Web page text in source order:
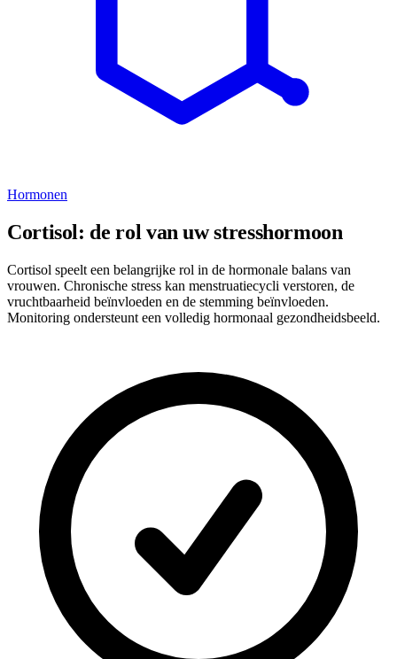
Hormonen
Cortisol: de rol van uw stresshormoon
Cortisol speelt een belangrijke rol in de hormonale balans van
vrouwen. Chronische stress kan menstruatiecycli verstoren, de
vruchtbaarheid beïnvloeden en de stemming beïnvloeden.
Monitoring ondersteunt een volledig hormonaal gezondheidsbeeld.